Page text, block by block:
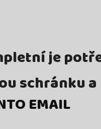
je
schránku a
EMAIL